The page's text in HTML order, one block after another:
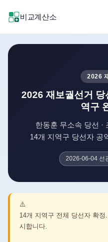
비교계산소
2026
2026 재보궐선거
역구
한동훈 무소속 당선 ·
14개 지역구 당선자 공
2026-06-04 선
⚠️
14개 지역구 전체 당선자 확
시합니다.